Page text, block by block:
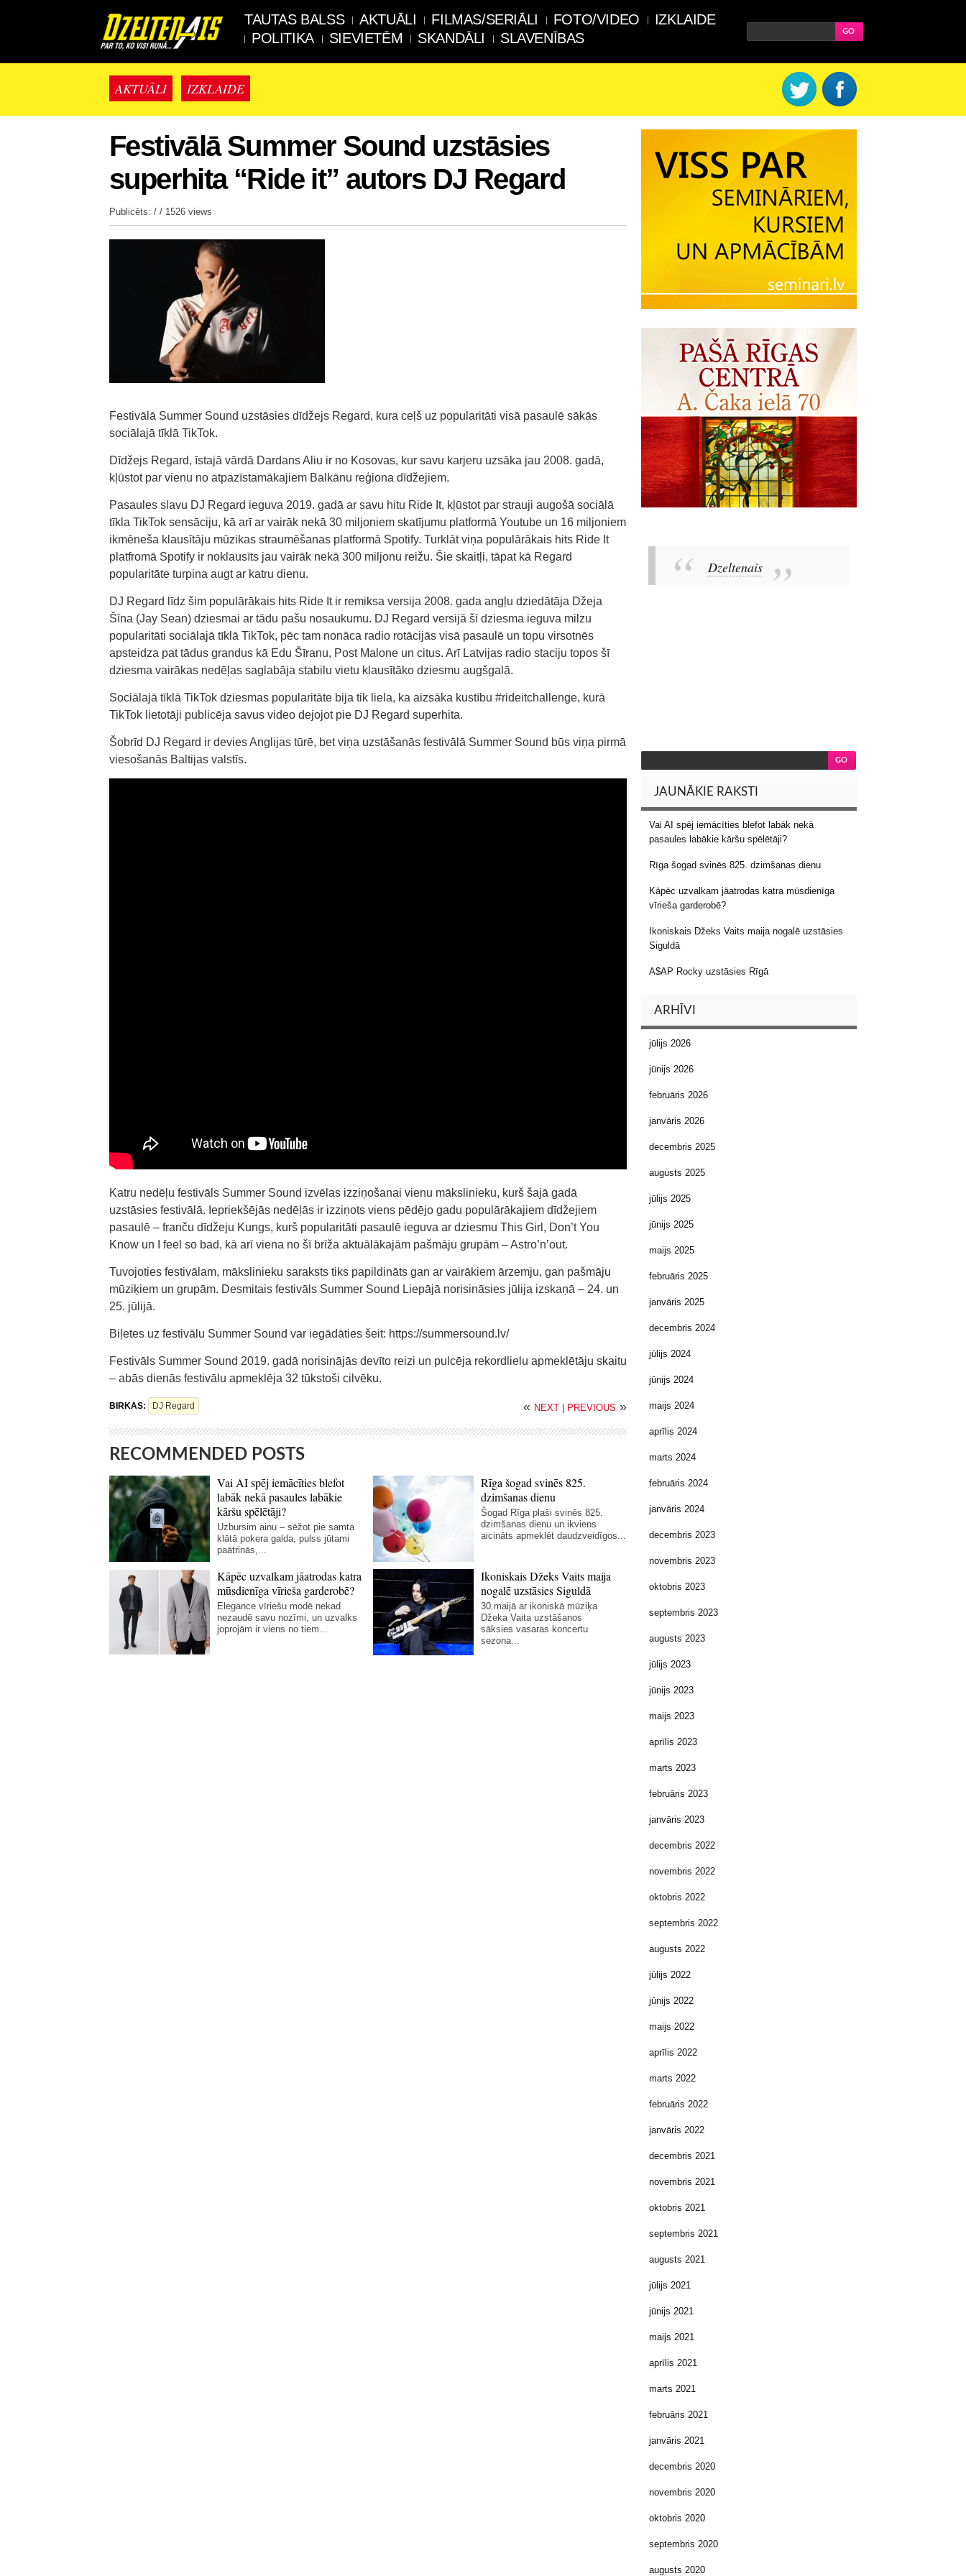
TAUTAS BALSS AKTUĀLI FILMAS/SERIĀLI FOTO/VIDEO
IZKLAIDE
POLITIKA
SIEVIETĒM SKANDĀLI SLAVENĪBAS
AKTUĀLI IZKLAIDE
Festivālā Summer Sound uzstāsies
superhita “Ride it” autors DJ Regard
Publicēts: / / 1526 views
Festivālā Summer Sound uzstāsies dīdžejs Regard, kura ceļš uz popularitāti visā pasaulē sākās
sociālajā tīklā TikTok.
Dīdžejs Regard, īstajā vārdā Dardans Aliu ir no Kosovas, kur savu karjeru uzsāka jau 2008. gadā,
kļūstot par vienu no atpazīstamākajiem Balkānu reģiona dīdžejiem.
Pasaules slavu DJ Regard ieguva 2019. gadā ar savu hitu Ride It, kļūstot par strauji augošā sociālā
tīkla TikTok sensāciju, kā arī ar vairāk nekā 30 miljoniem skatījumu platformā Youtube un 16 miljoniem
ikmēneša klausītāju mūzikas straumēšanas platformā Spotify. Turklāt viņa populārākais hits Ride It
platfromā Spotify ir noklausīts jau vairāk nekā 300 miljonu reižu. Šie skaitļi, tāpat kā Regard
popularitāte turpina augt ar katru dienu.
DJ Regard līdz šim populārākais hits Ride It ir remiksa versija 2008. gada angļu dziedātāja Džeja
Šīna (Jay Sean) dziesmai ar tādu pašu nosaukumu. DJ Regard versijā šī dziesma ieguva milzu
popularitāti sociālajā tīklā TikTok, pēc tam nonāca radio rotācijās visā pasaulē un topu virsotnēs
apsteidza pat tādus grandus kā Edu Šīranu, Post Malone un citus. Arī Latvijas radio staciju topos šī
dziesma vairākas nedēļas saglabāja stabilu vietu klausītāko dziesmu augšgalā.
Sociālajā tīklā TikTok dziesmas popularitāte bija tik liela, ka aizsāka kustību #rideitchallenge, kurā
TikTok lietotāji publicēja savus video dejojot pie DJ Regard superhita.
Šobrīd DJ Regard ir devies Anglijas tūrē, bet viņa uzstāšanās festivālā Summer Sound būs viņa pirmā
viesošanās Baltijas valstīs.
Katru nedēļu festivāls Summer Sound izvēlas izziņošanai vienu mākslinieku, kurš šajā gadā
uzstāsies festivālā. Iepriekšējās nedēļās ir izziņots viens pēdējo gadu populārākajiem dīdžejiem
pasaulē – franču dīdžeju Kungs, kurš popularitāti pasaulē ieguva ar dziesmu This Girl, Don’t You
Know un I feel so bad, kā arī viena no šī brīža aktuālākajām pašmāju grupām – Astro’n’out.
Tuvojoties festivālam, mākslinieku saraksts tiks papildināts gan ar vairākiem ārzemju, gan pašmāju
mūziķiem un grupām. Desmitais festivāls Summer Sound Liepājā norisināsies jūlija izskaņā – 24. un
25. jūlijā.
Biļetes uz festivālu Summer Sound var iegādāties šeit: https://summersound.lv/
Festivāls Summer Sound 2019. gadā norisinājās devīto reizi un pulcēja rekordlielu apmeklētāju skaitu
– abās dienās festivālu apmeklēja 32 tūkstoši cilvēku.
BIRKAS: DJ Regard « NEXT PREVIOUS »
RECOMMENDED POSTS
Vai AI spēj iemācīties blefot
labāk nekā pasaules labākie
kāršu spēlētāji?
Uzbursim ainu – sēžot pie samta
klātā pokera galda, pulss jūtami
paātrinās,...
Rīga šogad svinēs 825.
dzimšanas dienu
Šogad Rīga plaši svinēs 825.
dzimšanas dienu un ikviens
aicināts apmeklēt daudzveidīgos...
Kāpēc uzvalkam jāatrodas katra
mūsdienīga vīrieša garderobē?
Elegance vīriešu modē nekad
nezaudē savu nozīmi, un uzvalks
joprojām ir viens no tiem...
Ikoniskais Džeks Vaits maija
nogalē uzstāsies Siguldā
30.maijā ar ikoniskā mūziķa
Džeka Vaita uzstāšanos
sāksies vasaras koncertu
sezona...
Dzeltenais
JAUNĀKIE RAKSTI
Vai AI spēj iemācīties blefot labāk nekā
pasaules labākie kāršu spēlētāji?
Rīga šogad svinēs 825. dzimšanas dienu
Kāpēc uzvalkam jāatrodas katra mūsdienīga
vīrieša garderobē?
Ikoniskais Džeks Vaits maija nogalē uzstāsies
Siguldā
A$AP Rocky uzstāsies Rīgā
ARHĪVI
jūlijs 2026
jūnijs 2026
februāris 2026
janvāris 2026
decembris 2025
augusts 2025
jūlijs 2025
jūnijs 2025
maijs 2025
februāris 2025
janvāris 2025
decembris 2024
jūlijs 2024
jūnijs 2024
maijs 2024
aprīlis 2024
marts 2024
februāris 2024
janvāris 2024
decembris 2023
novembris 2023
oktobris 2023
septembris 2023
augusts 2023
jūlijs 2023
jūnijs 2023
maijs 2023
aprīlis 2023
marts 2023
februāris 2023
janvāris 2023
decembris 2022
novembris 2022
oktobris 2022
septembris 2022
augusts 2022
jūlijs 2022
jūnijs 2022
maijs 2022
aprīlis 2022
marts 2022
februāris 2022
janvāris 2022
decembris 2021
novembris 2021
oktobris 2021
septembris 2021
augusts 2021
jūlijs 2021
jūnijs 2021
maijs 2021
aprīlis 2021
marts 2021
februāris 2021
janvāris 2021
decembris 2020
novembris 2020
oktobris 2020
septembris 2020
augusts 2020